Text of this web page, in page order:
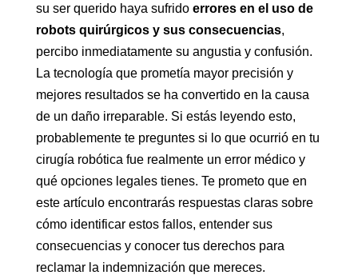
su ser querido haya sufrido errores en el uso de
robots quirúrgicos y sus consecuencias,
percibo inmediatamente su angustia y confusión.
La tecnología que prometía mayor precisión y
mejores resultados se ha convertido en la causa
de un daño irreparable. Si estás leyendo esto,
probablemente te preguntes si lo que ocurrió en tu
cirugía robótica fue realmente un error médico y
qué opciones legales tienes. Te prometo que en
este artículo encontrarás respuestas claras sobre
cómo identificar estos fallos, entender sus
consecuencias y conocer tus derechos para
reclamar la indemnización que mereces.